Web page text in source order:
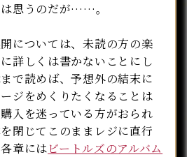
思うのだが……。
については、未読の方の楽
詳しくは書かないことにし
で読めば、予想外の結末に
ジをめくりたくなることは
入を迷っている方がおられ
閉じてこのままレジに直行
章にはビートルズのアルバム